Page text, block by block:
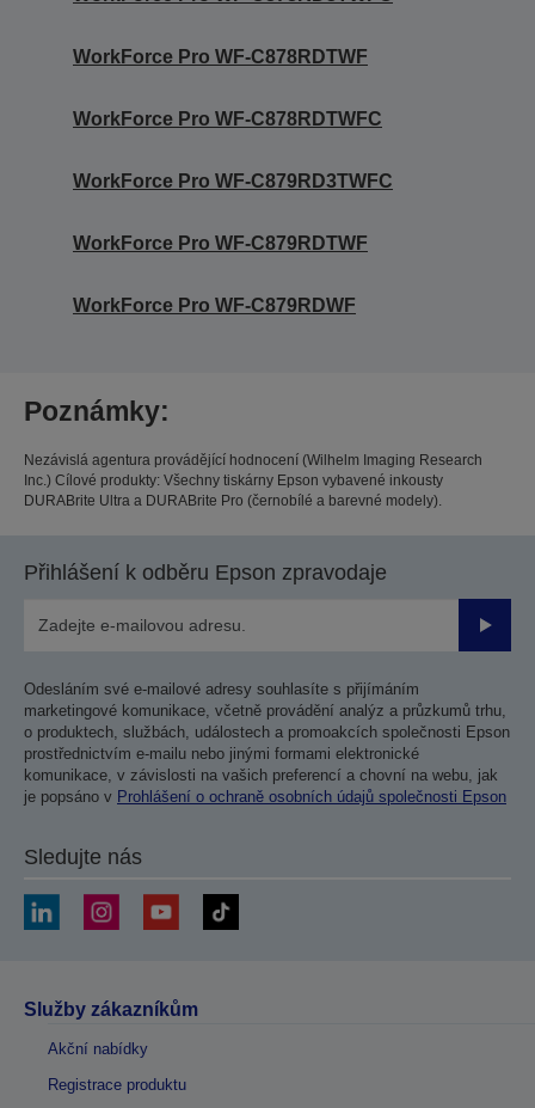
WorkForce Pro WF-C878RDTWF
WorkForce Pro WF-C878RDTWFC
WorkForce Pro WF-C879RD3TWFC
WorkForce Pro WF-C879RDTWF
WorkForce Pro WF-C879RDWF
Poznámky:
Nezávislá agentura provádějící hodnocení (Wilhelm Imaging Research
Inc.) Cílové produkty: Všechny tiskárny Epson vybavené inkousty
DURABrite Ultra a DURABrite Pro (černobílé a barevné modely).
Přihlášení k odběru Epson zpravodaje
Odesláním své e-mailové adresy souhlasíte s přijímáním
marketingové komunikace, včetně provádění analýz a průzkumů trhu,
o produktech, službách, událostech a promoakcích společnosti Epson
prostřednictvím e-mailu nebo jinými formami elektronické
komunikace, v závislosti na vašich preferencí a chovní na webu, jak
je popsáno v Prohlášení o ochraně osobních údajů společnosti Epson
Sledujte nás
Služby zákazníkům
Akční nabídky
Registrace produktu